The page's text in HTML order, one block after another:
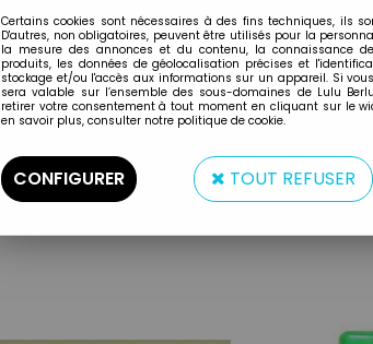
Taquins
Disponibilité
Certains cookies sont nécessaires à des fins techniques, ils
D'autres, non obligatoires, peuvent être utilisés pour la
la mesure des annonces et du contenu, la connaissance
produits, les données de géolocalisation précises et
stockage et/ou l'accès aux informations sur un appareil. Si
sera valable sur l’ensemble des sous-domaines de Lulu
retirer votre consentement à tout moment en cliquant sur le
en savoir plus, consulter notre politique de cookie.
CONFIGURER TOUT REFUSER